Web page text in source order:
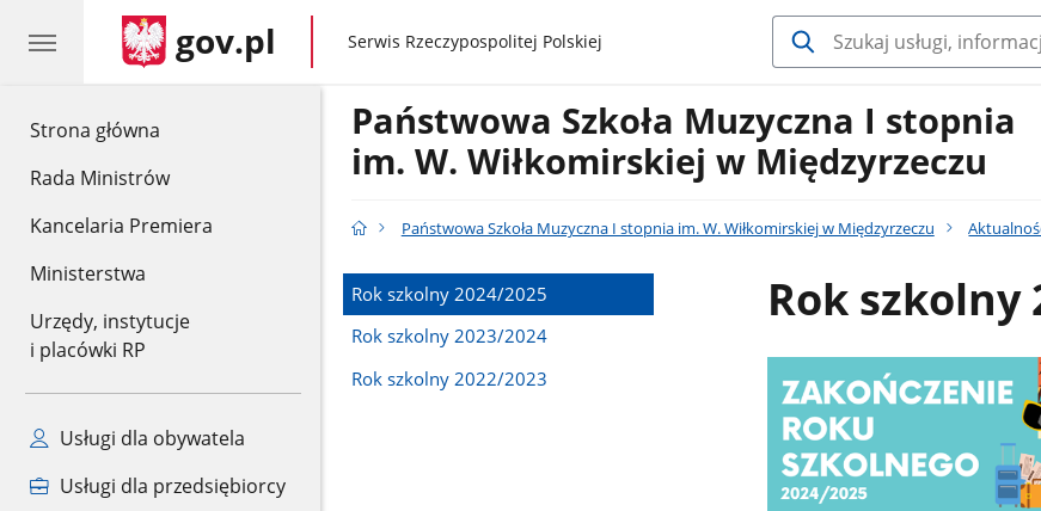
Strona główna
Rada Ministrów
Kancelaria Premiera
Ministerstwa
Urzędy, instytucje
i placówki RP
Usługi dla obywatela
Usługi dla przedsiębiorcy
gov.pl gov.pl
Serwis Rzeczypospolitej Polskiej
Państwowa Szkoła Muzyczna I stopnia
im. W. Wiłkomirskiej w Międzyrzeczu
Państwowa Szkoła Muzyczna I stopnia im. W. Wiłkomirskiej w Międzyrzeczu
Rok szkolny 2024/2025
Rok szkolny 2023/2024
Rok szkolny 2022/2023
Rok szkolny